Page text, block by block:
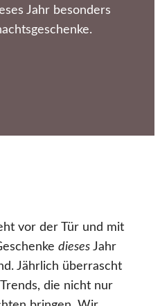
Jahr besonders
vor der Tür und mit
dieses Jahr
Jährlich überrascht
die nicht nur